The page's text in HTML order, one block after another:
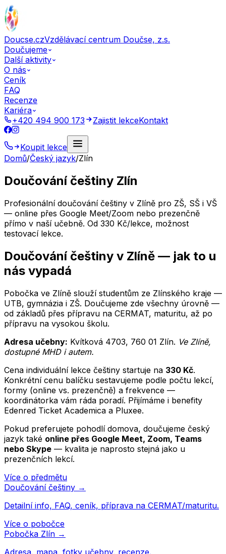
Doucse.czVzdělávací centrum Doučse, z.s.
Doučujeme
Další aktivity
O nás
Ceník
FAQ
Recenze
Kariéra
+420 494 900 173
Zajistit lekceKontakt
Koupit lekce
Domů/Český jazyk/Zlín
Doučování češtiny Zlín
Profesionální doučování češtiny v Zlíně pro ZŠ, SŠ i VŠ
— online přes Google Meet/Zoom nebo prezenčně
přímo v naší učebně. Od 330 Kč/lekce, možnost
testovací lekce.
Doučování češtiny v Zlíně — jak to u
nás vypadá
Pobočka ve Zlíně slouží studentům ze Zlínského kraje —
UTB, gymnázia i ZŠ. Doučujeme zde všechny úrovně —
od základů přes přípravu na CERMAT, maturitu, až po
přípravu na vysokou školu.
Adresa učebny: Kvítková 4703, 760 01 Zlín. Ve Zlíně,
dostupné MHD i autem.
Cena individuální lekce češtiny startuje na 330 Kč.
Konkrétní cenu balíčku sestavujeme podle počtu lekcí,
formy (online vs. prezenčně) a frekvence —
koordinátorka vám ráda poradí. Přijímáme i benefity
Edenred Ticket Academica a Pluxee.
Pokud preferujete pohodlí domova, doučujeme český
jazyk také online přes Google Meet, Zoom, Teams
nebo Skype — kvalita je naprosto stejná jako u
prezenčních lekcí.
Více o předmětu
Doučování češtiny →
Detailní info, FAQ, ceník, příprava na CERMAT/maturitu.
Více o pobočce
Pobočka Zlín →
Adresa, mapa, fotky učebny, recenze.